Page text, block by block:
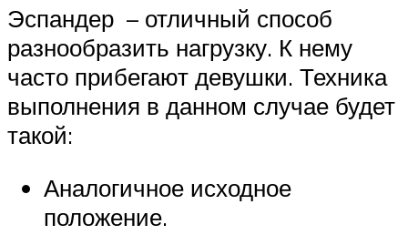
Эспандер – отличный способ
разнообразить нагрузку. К нему
часто прибегают девушки. Техника
выполнения в данном случае будет
такой:
Аналогичное исходное
положение.